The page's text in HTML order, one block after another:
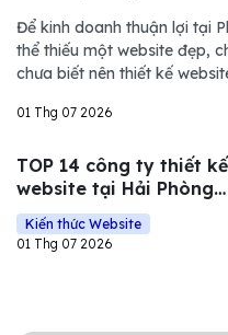
Để kinh doanh thuận lợi tại
thể thiếu một website đẹp,
chưa biết nên thiết kế
hợp.
01 Thg 07 2026
TOP 14 công ty thiết kế
website tại Hải Phòng
chuyên nghiệp nhất
Kiến thức Website
01 Thg 07 2026